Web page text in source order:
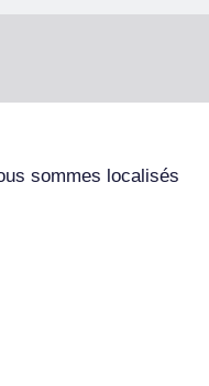
sommes localisés